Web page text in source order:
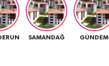
SAMANDAĞ GÜNDEM
ve Fikstür